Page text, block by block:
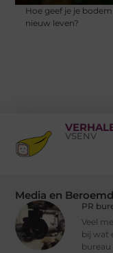
Hoe geef je je bodem
nieuw leven?
VSENV
Media en
PR
Veel
bij wat